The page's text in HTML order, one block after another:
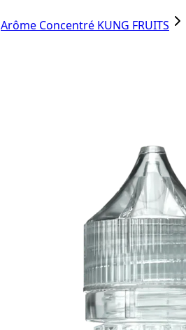
Arôme Concentré KUNG FRUITS